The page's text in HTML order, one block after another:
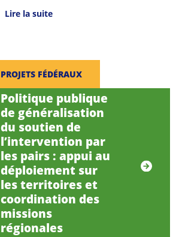
Lire la suite
PROJETS FÉDÉRAUX
Politique publique
de généralisation
du soutien de
l’intervention par
les pairs : appui au
déploiement sur
les territoires et
coordination des
missions
régionales